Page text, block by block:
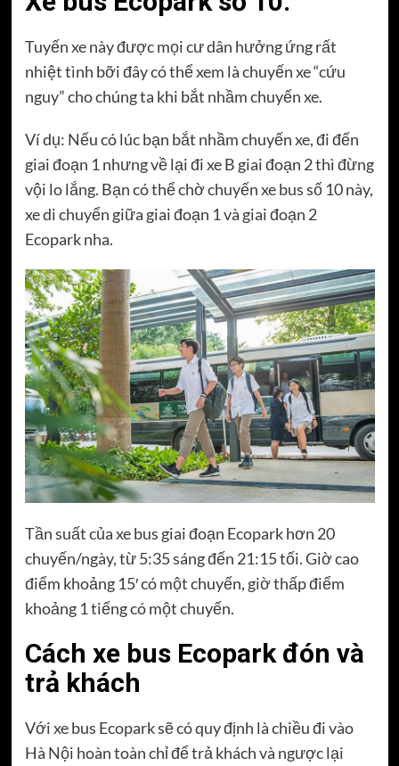
Tuyến xe này được mọi cư dân hưởng ứng rất
nhiệt tình bỡi đây có thể xem là chuyến xe “cứu
nguy” cho chúng ta khi bắt nhầm chuyến xe.
Ví dụ: Nếu có lúc bạn bắt nhầm chuyến xe, đi đến
giai đoạn 1 nhưng về lại đi xe B giai đoạn 2 thì đừng
vội lo lắng. Bạn có thể chờ chuyến xe bus số 10 này,
xe di chuyển giữa giai đoạn 1 và giai đoạn 2
Ecopark nha.
Tần suất của xe bus giai đoạn Ecopark hơn 20
chuyến/ngày, từ 5:35 sáng đến 21:15 tối. Giờ cao
điểm khoảng 15′ có một chuyến, giờ thấp điểm
khoảng 1 tiếng có một chuyến.
Cách xe bus Ecopark đón và
trả khách
Với xe bus Ecopark sẽ có quy định là chiều đi vào
Hà Nội hoàn toàn chỉ để trả khách và ngược lại